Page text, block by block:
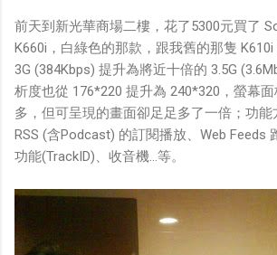
前天到新光華商場二樓，花了5300元買了
K660i，白綠色的那款，跟我舊的那隻
3G (384Kbps) 提升為將近十倍的 3.5G
析度也從 176*220 提升為 240*320，螢幕
多，但可呈現的畫面卻足足多了一倍；功能
RSS (含Podcast) 的訂閱播放、Web Feeds
功能(TrackID)、收音機…等。